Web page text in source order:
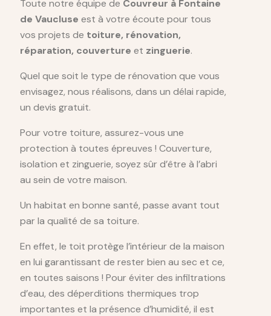
Toute notre équipe de Couvreur à Fontaine
de Vaucluse est à votre écoute pour tous
vos projets de toiture, rénovation,
réparation, couverture et zinguerie.
Quel que soit le type de rénovation que vous
envisagez, nous réalisons, dans un délai rapide,
un devis gratuit.
Pour votre toiture, assurez-vous une
protection à toutes épreuves ! Couverture,
isolation et zinguerie, soyez sûr d’être à l’abri
au sein de votre maison.
Un habitat en bonne santé, passe avant tout
par la qualité de sa toiture.
En effet, le toit protège l’intérieur de la maison
en lui garantissant de rester bien au sec et ce,
en toutes saisons ! Pour éviter des infiltrations
d’eau, des déperditions thermiques trop
importantes et la présence d’humidité, il est